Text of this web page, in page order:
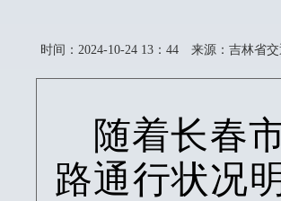
时间：2024-10-24 13：44 来源：吉林省
随着长春
路通行状况